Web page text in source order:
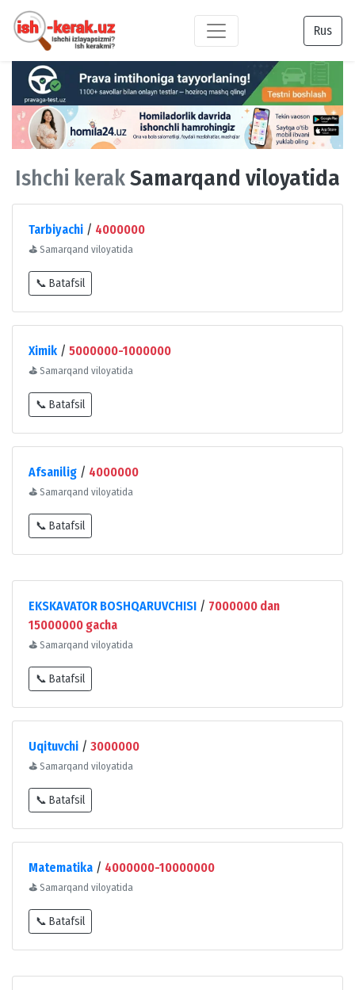
Rus
Ishchi kerakSamarqand viloyatida
Tarbiyachi / 4000000
⛳ Samarqand viloyatida
📞 Batafsil
Ximik / 5000000-1000000
⛳ Samarqand viloyatida
📞 Batafsil
Afsanilig / 4000000
⛳ Samarqand viloyatida
📞 Batafsil
EKSKAVATOR BOSHQARUVCHISI / 7000000 dan
15000000 gacha
⛳ Samarqand viloyatida
📞 Batafsil
Uqituvchi / 3000000
⛳ Samarqand viloyatida
📞 Batafsil
Matematika / 4000000-10000000
⛳ Samarqand viloyatida
📞 Batafsil